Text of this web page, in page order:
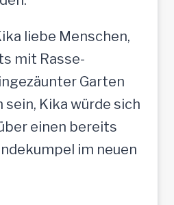
liebe Menschen,
mit Rasse-
Garten
Kika würde sich
einen bereits
im neuen